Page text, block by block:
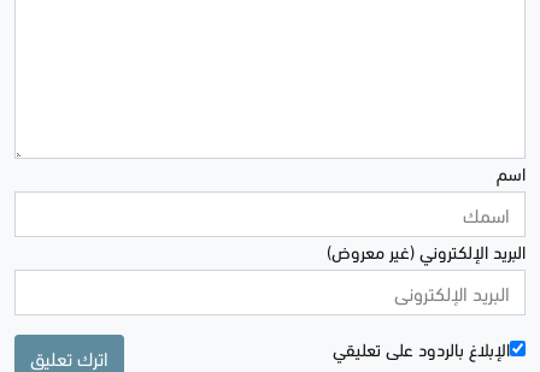
اسم
البريد الإلكتروني (غير معروض)
الإبلاغ بالردود علی تعليقي اترك تعليق